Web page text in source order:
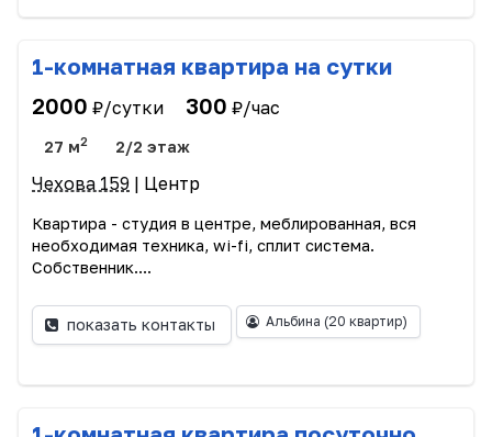
1-комнатная квартира на сутки
2000 ₽/сутки 300 ₽/час
27 м2 2/2 этаж
Чехова 159 | Центр
Квартира - студия в центре, меблированная, вся
необходимая техника, wi-fi, сплит система.
Собственник....
показать контакты Альбина (20 квартир)